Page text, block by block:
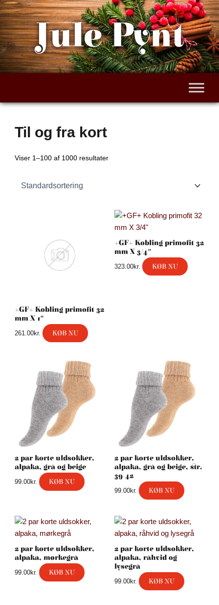
Gå
til
indholdet
Jule Pynt
Til og fra kort
Viser 1–100 af 1000 resultater
+GF+ Kobling primofit 32
mm X 1″
261.00kr. KØB NU
+GF+ Kobling primofit 32
mm X 3/4″
323.00kr. KØB NU
2 par korte uldsokker,
alpaka, grå og beige
99.00kr. KØB NU
2 par korte uldsokker,
alpaka, grå og beige, str.
39-42
99.00kr. KØB NU
2 par korte uldsokker,
alpaka, mørkegrå
99.00kr. KØB NU
2 par korte uldsokker,
alpaka, råhvid og
lysegrå
99.00kr. KØB NU